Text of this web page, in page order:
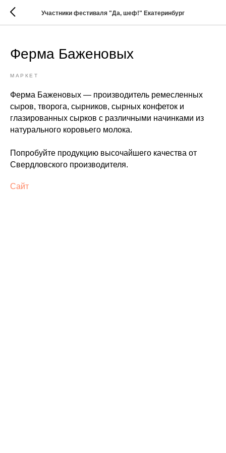
Участники фестиваля "Да, шеф!" Екатеринбург
Ферма Баженовых
МАРКЕТ
Ферма Баженовых — производитель ремесленных
сыров, творога, сырников, сырных конфеток и
глазированных сырков с различными начинками из
натурального коровьего молока.
Попробуйте продукцию высочайшего качества от
Свердловского производителя.
Сайт